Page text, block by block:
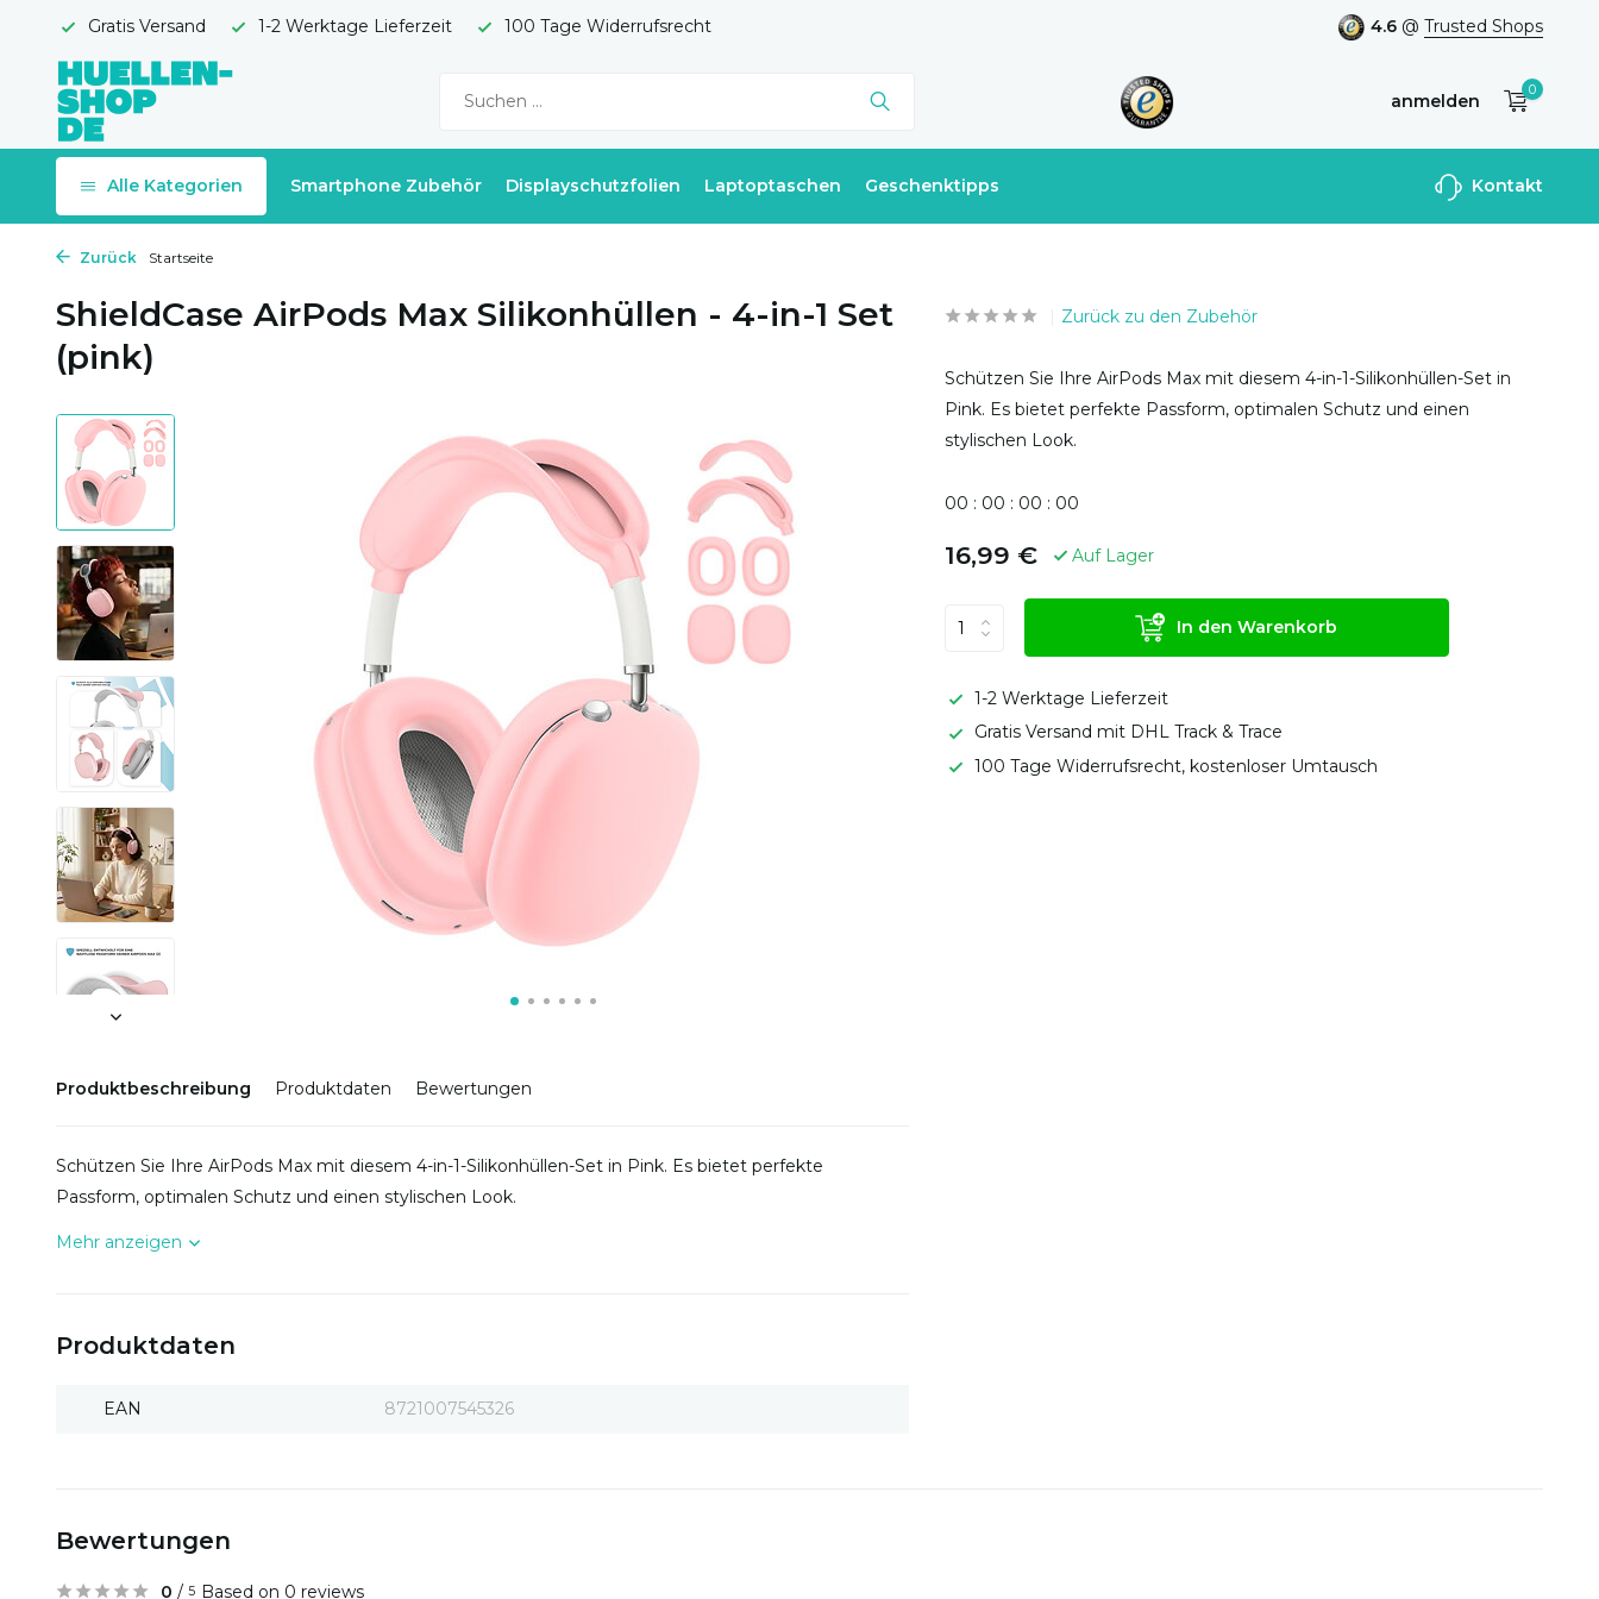
Gratis Versand 1-2 Werktage Lieferzeit 100 Tage Widerrufsrecht 4.6 @ Trusted Shops
anmelden
Benutzerkonto
0
Alle Kategorien Smartphone Zubehör Displayschutzfolien Laptoptaschen Geschenktipps Kontakt
Zurück Startseite
ShieldCase AirPods Max Silikonhüllen - 4-in-1 Set
(pink)
Produktbeschreibung Produktdaten Bewertungen
Schützen Sie Ihre AirPods Max mit diesem 4-in-1-Silikonhüllen-Set in Pink. Es bietet perfekte
Passform, optimalen Schutz und einen stylischen Look.
Mehr anzeigen
Produktdaten
EAN 8721007545326
Zurück zu den Zubehör
Schützen Sie Ihre AirPods Max mit diesem 4-in-1-Silikonhüllen-Set in
Pink. Es bietet perfekte Passform, optimalen Schutz und einen
stylischen Look.
00 : 00 : 00 : 00
16,99 € Auf Lager
In den Warenkorb
1-2 Werktage Lieferzeit
Gratis Versand mit DHL Track & Trace
100 Tage Widerrufsrecht, kostenloser Umtausch
Bewertungen
0 / 5 Based on 0 reviews